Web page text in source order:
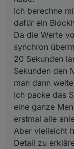
im
Ich berechne
dafür ein
Da die Werte
synchron
20 Sekunden
Sekunden den
man dann
Ich packe das
eine ganze
erstmal alle
Aber vielleicht
Detail zu